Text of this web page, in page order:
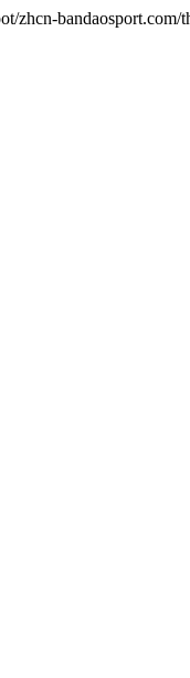
bandaosport.com/